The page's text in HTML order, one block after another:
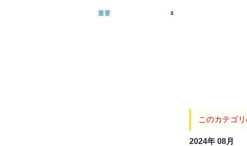
重要 3
このカテゴ
2024年 08月